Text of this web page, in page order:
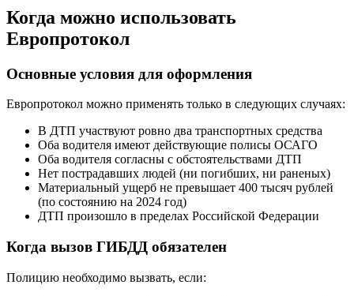
Когда можно использовать
Европротокол
Основные условия для оформления
Европротокол можно применять только в следующих случаях:
В ДТП участвуют ровно два транспортных средства
Оба водителя имеют действующие полисы ОСАГО
Оба водителя согласны с обстоятельствами ДТП
Нет пострадавших людей (ни погибших, ни раненых)
Материальный ущерб не превышает 400 тысяч рублей
(по состоянию на 2024 год)
ДТП произошло в пределах Российской Федерации
Когда вызов ГИБДД обязателен
Полицию необходимо вызвать, если: